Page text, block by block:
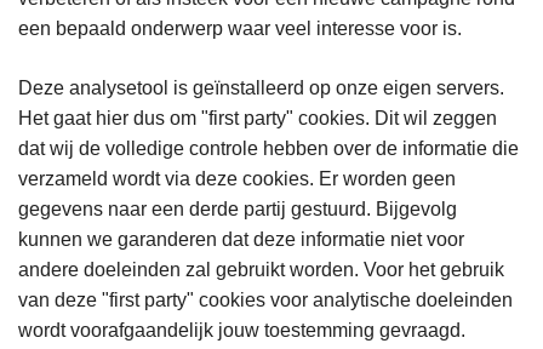
een bepaald onderwerp waar veel interesse voor is.
Deze analysetool is geïnstalleerd op onze eigen servers.
Het gaat hier dus om "first party" cookies. Dit wil zeggen
dat wij de volledige controle hebben over de informatie die
verzameld wordt via deze cookies. Er worden geen
gegevens naar een derde partij gestuurd. Bijgevolg
kunnen we garanderen dat deze informatie niet voor
andere doeleinden zal gebruikt worden. Voor het gebruik
van deze "first party" cookies voor analytische doeleinden
wordt voorafgaandelijk jouw toestemming gevraagd.